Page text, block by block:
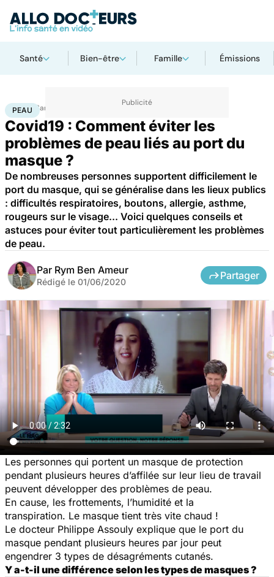
Santé Bien-être Famille Émissions
Accueil Santé
PEAU
Covid19 : Comment éviter les
problèmes de peau liés au port du
masque ?
De nombreuses personnes supportent difficilement le
port du masque, qui se généralise dans les lieux publics
: difficultés respiratoires, boutons, allergie, asthme,
rougeurs sur le visage... Voici quelques conseils et
astuces pour éviter tout particulièrement les problèmes
de peau.
Par Rym Ben Ameur
Rédigé le 01/06/2020
Partager
Les personnes qui portent un masque de protection
pendant plusieurs heures d’affilée sur leur lieu de travail
peuvent développer des problèmes de peau.
En cause, les frottements, l’humidité et la
transpiration. Le masque tient très vite chaud !
Le docteur Philippe Assouly explique que le port du
masque pendant plusieurs heures par jour peut
engendrer 3 types de désagréments cutanés.
Y a-t-il une différence selon les types de masques ?